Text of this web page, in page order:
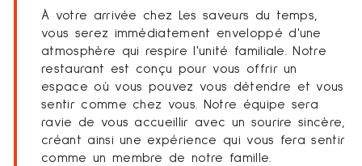
À votre arrivée chez Les saveurs du temps,
vous serez immédiatement enveloppé d'une
atmosphère qui respire l'unité familiale. Notre
restaurant est conçu pour vous offrir un
espace où vous pouvez vous détendre et vous
sentir comme chez vous. Notre équipe sera
ravie de vous accueillir avec un sourire sincère,
créant ainsi une expérience qui vous fera sentir
comme un membre de notre famille.